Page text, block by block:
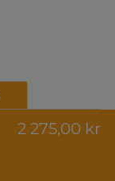
2 275,00 kr